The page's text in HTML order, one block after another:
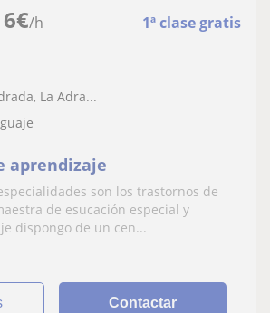
6€/h 1ª clase gratis
La Adra...
aprendizaje
son los trastornos de
de esucación especial y
dispongo de un cen...
Contactar